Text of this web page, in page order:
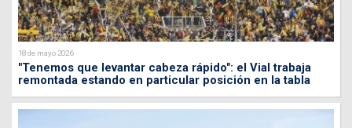
18 de mayo 2026
"Tenemos que levantar cabeza rápido": el Vial trabaja
remontada estando en particular posición en la tabla